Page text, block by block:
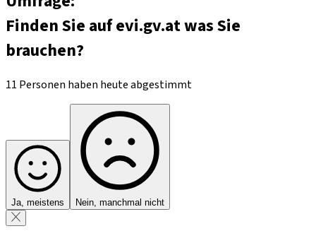
Finden Sie auf evi.gv.at was Sie
brauchen?
11 Personen haben heute abgestimmt
Ja, meistens Nein, manchmal nicht